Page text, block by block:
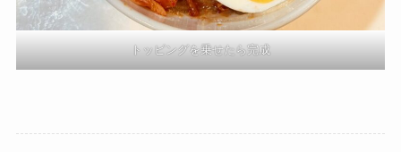
トッピングを乗せたら完成